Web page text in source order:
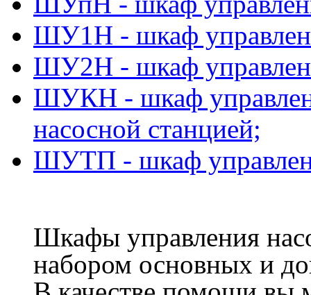
ШУ1Н - шкаф
ШУ2Н - шкаф
ШУКН - шкаф
насосной станцией;
ШУТП - шкаф
Шкафы управления
набором основных и